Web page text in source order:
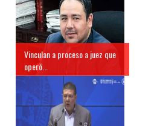
Vinculan a proceso a juez que
operó...